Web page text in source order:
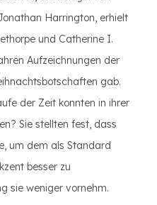
Harrington, erhielt
und Catherine I.
Aufzeichnungen der
gab.
der Zeit konnten in ihrer
Sie stellten fest, dass
um dem als Standard
besser zu
sie weniger vornehm.